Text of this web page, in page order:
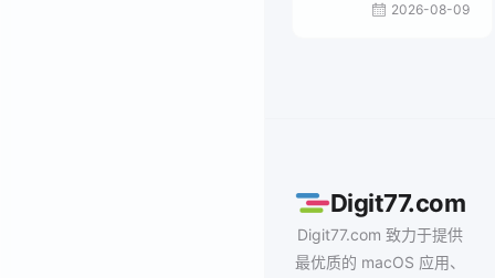
2026-08-09
Digit77.com
Digit77.com 致力于提供
最优质的 macOS 应用、